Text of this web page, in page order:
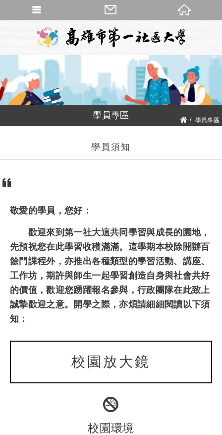
學員專區
學員專區
學員須知
敬愛的學員，您好：
歡迎來到第一社大這共同學習與成長的園地，
先預祝您在此學習收穫滿滿。這學期本校除開辦百
餘門課程外，亦推出各種類型的學習活動、講座、
工作坊，期許與師生一起學習創造自身與社會共好
的價值，歡迎您踴躍報名參與，行政團隊在此致上
誠摯歡迎之意。開學之際，亦煩請細細閱讀以下須
知：
校園放大鏡
校園環境